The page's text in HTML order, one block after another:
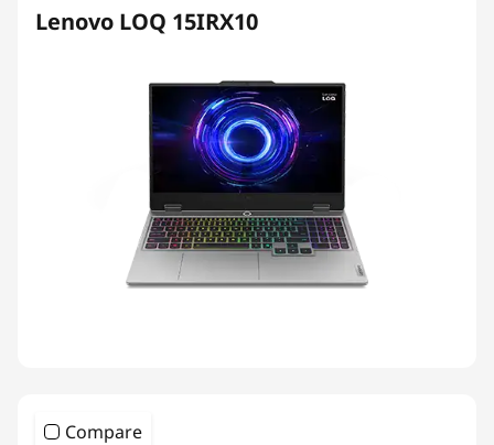
Lenovo LOQ 15IRX10
Compare